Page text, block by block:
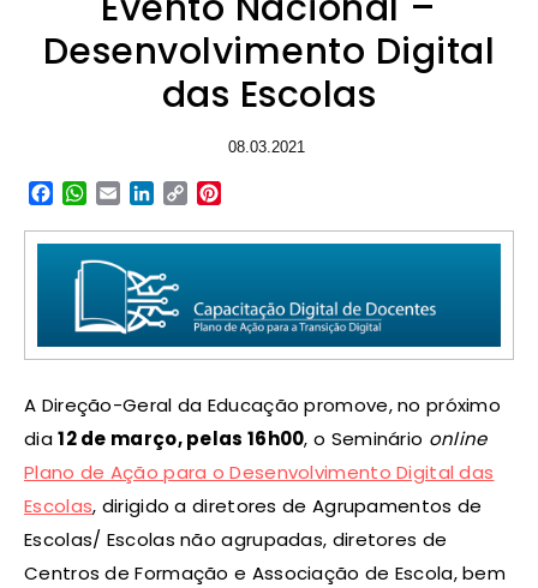
Desenvolvimento Digital
das Escolas
08.03.2021
Facebook
WhatsApp
EmailLinkedIn
Copy
A Direção-Geral da Educação promove, no próximo
dia12 de março, pelas 16h00, o Seminário online
Plano de Ação para o Desenvolvimento Digital das
Escolas, dirigido a diretores de Agrupamentos de
Escolas/ Escolas não agrupadas, diretores de
Centros de Formação e Associação de Escola, bem